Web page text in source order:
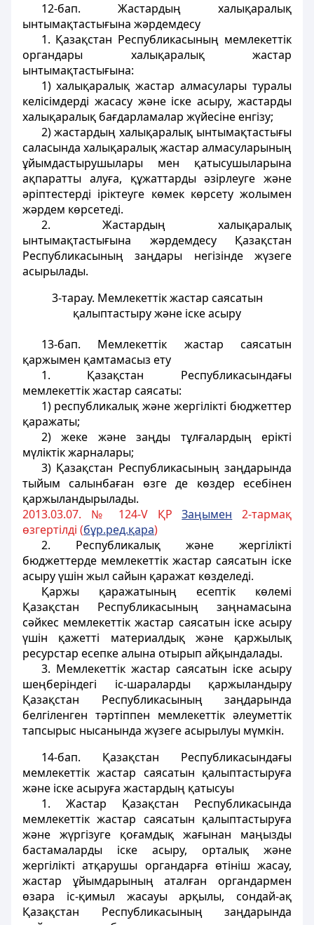
12-бап. Жастардың халықаралық
ынтымақтастығына жәрдемдесу
1. Қазақстан Республикасының мемлекеттік
органдары халықаралық жастар
ынтымақтастығына:
1) халықаралық жастар алмасулары туралы
келісімдердi жасасу және iске асыру, жастарды
халықаралық бағдарламалар жүйесiне енгізу;
2) жастардың халықаралық ынтымақтастығы
саласында халықаралық жастар алмасуларының
ұйымдастырушылары мен қатысушыларына
ақпаратты алуға, құжаттарды әзiрлеуге және
әрiптестердi iрiктеуге көмек көрсету жолымен
жәрдем көрсетедi.
2. Жастардың халықаралық
ынтымақтастығына жәрдемдесу Қазақстан
Республикасының заңдары негiзiнде жүзеге
асырылады.
3-тарау. Мемлекеттік жастар саясатын
қалыптастыружәне іске асыру
13-бап. Мемлекеттік жастар саясатын
қаржымен қамтамасыз ету
1. Қазақстан Республикасындағы
мемлекеттік жастар саясаты:
1) республикалық және жергiліктi бюджеттер
қаражаты;
2) жеке және заңды тұлғалардың ерiктi
мүлiктiк жарналары;
3) Қазақстан Республикасының заңдарында
тыйым салынбаған өзге де көздер есебiнен
қаржыландырылады.
2013.03.07. № 124-V ҚРЗаңымен 2-тармақ
өзгертілді (бұр.ред.қара)
2. Республикалық және жергiлiктi
бюджеттерде мемлекеттік жастар саясатын iске
асыру үшiн жыл сайын қаражат көзделедi.
Қаржы қаражатының есептiк көлемi
Қазақстан Республикасының заңнамасына
сәйкес мемлекеттiк жастар саясатын iске асыру
үшін қажеттi материалдық және қаржылық
ресурстар есепке алына отырып айқындалады.
3. Мемлекеттік жастар саясатын iске асыру
шеңберіндегі iс-шараларды қаржыландыру
Қазақстан Республикасының заңдарында
белгiленген тәртiппен мемлекеттік әлеуметтiк
тапсырыс нысанында жүзеге асырылуы мүмкiн.
14-бап. Қазақстан Республикасындағы
мемлекеттік жастар саясатын қалыптастыруға
және iске асыруға жастардың қатысуы
1. Жастар Қазақстан Республикасында
мемлекеттік жастар саясатын қалыптастыруға
және жүргiзуге қоғамдық жағынан маңызды
бастамаларды iске асыру, орталық және
жергiлiктi атқарушы органдарға өтiнiш жасау,
жастар ұйымдарының аталған органдармен
өзара iс-қимыл жасауы арқылы, сондай-ақ
Қазақстан Республикасының заңдарында